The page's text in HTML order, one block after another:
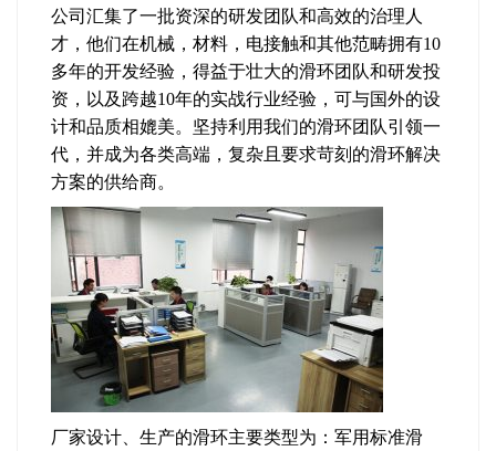
公司汇集了一批资深的研发团队和高效的治理人
才，他们在机械，材料，电接触和其他范畴拥有10
多年的开发经验，得益于壮大的滑环团队和研发投
资，以及跨越10年的实战行业经验，可与国外的设
计和品质相媲美。坚持利用我们的滑环团队引领一
代，并成为各类高端，复杂且要求苛刻的滑环解决
方案的供给商。
厂家设计、生产的滑环主要类型为：军用标准滑